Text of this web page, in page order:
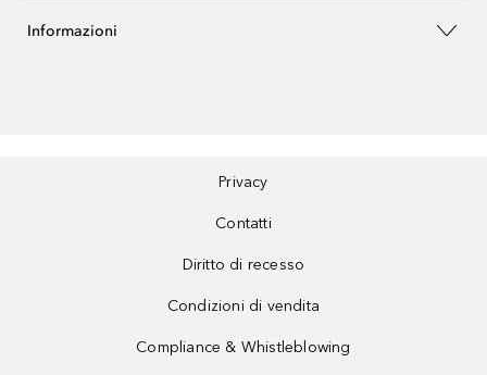
Informazioni
Privacy
Contatti
Diritto di recesso
Condizioni di vendita
Compliance & Whistleblowing